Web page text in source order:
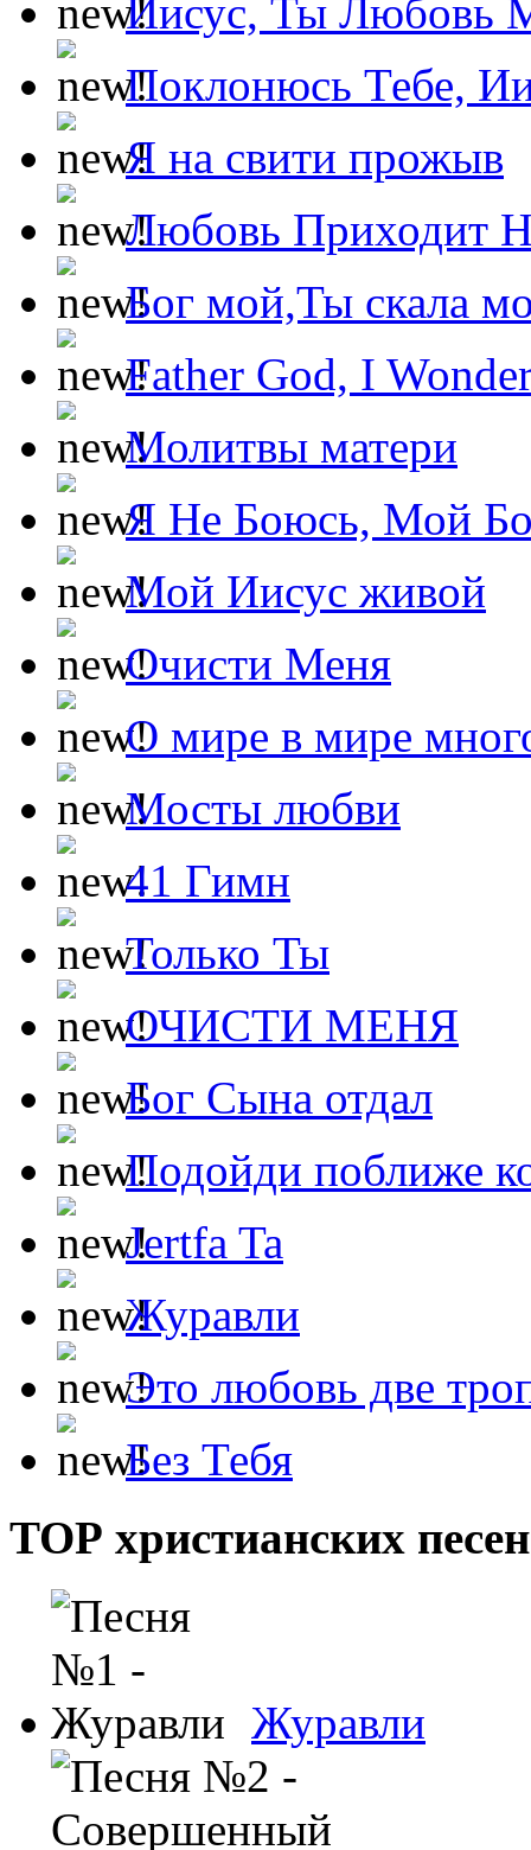
Иисус, Ты Любовь
Поклонюсь Тебе,
Я на свити прожыв
Любовь Приходит
Бог мой,Ты скала
Father God, I
Молитвы матери
Я Не Боюсь, Мой
Мой Иисус живой
Очисти Меня
О мире в мире
Мосты любви
41 Гимн
Только Ты
ОЧИСТИ МЕНЯ
Бог Сына отдал
Подойди поближе
Jertfa Ta
Журавли
Это любовь две
Без Тебя
ТОР христианских песен
Журавли